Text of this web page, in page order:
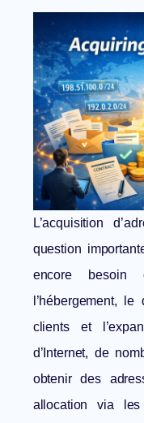
L’acquisition
question
encore besoin
l’hébergement,
clients et
d’Internet, de
obtenir des
allocation via les